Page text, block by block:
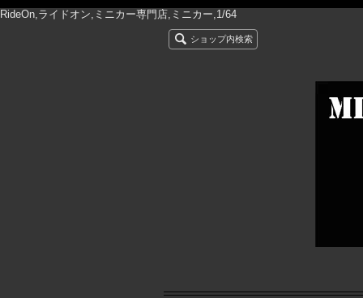
RideOn,ライドオン,ミニカー専門店,ミニカー,1/64
ショップ内検索